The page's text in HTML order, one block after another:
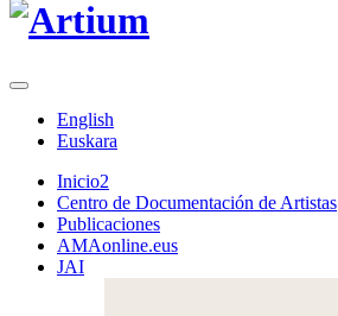
English
Euskara
Inicio2
Centro de Documentación de Artistas
Publicaciones
AMAonline.eus
JAI